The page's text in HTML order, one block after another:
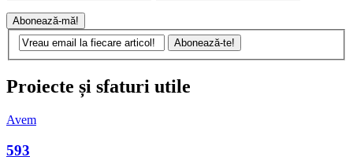
Proiecte și sfaturi utile